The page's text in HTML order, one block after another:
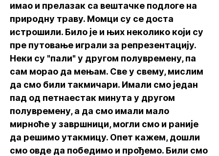
имао и прелазак са вештачке подлоге на
природну траву. Момци су се доста
истрошили. Било је и њих неколико који су
пре путовање играли за репрезентацију.
Неки су "пали" у другом полувремену, па
сам морао да мењам. Све у свему, мислим
да смо били такмичари. Имали смо један
пад од петнаестак минута у другом
полувремену, а да смо имали мало
мирноће у завршници, могли смо и раније
да решимо утакмицу. Опет кажем, дошли
смо овде да победимо и прођемо. Били смо